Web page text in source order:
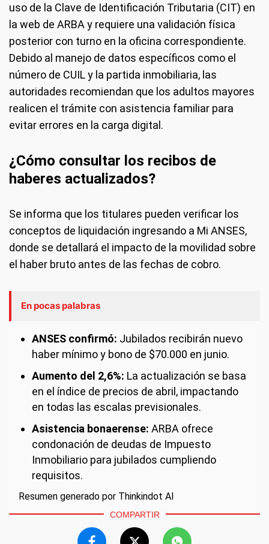
uso de la Clave de Identificación Tributaria (CIT) en
la web de ARBA y requiere una validación física
posterior con turno en la oficina correspondiente.
Debido al manejo de datos específicos como el
número de CUIL y la partida inmobiliaria, las
autoridades recomiendan que los adultos mayores
realicen el trámite con asistencia familiar para
evitar errores en la carga digital.
¿Cómo consultar los recibos de
haberes actualizados?
Se informa que los titulares pueden verificar los
conceptos de liquidación ingresando a Mi ANSES,
donde se detallará el impacto de la movilidad sobre
el haber bruto antes de las fechas de cobro.
En pocas palabras
ANSES confirmó: Jubilados recibirán nuevo
haber mínimo y bono de $70.000 en junio.
Aumento del 2,6%: La actualización se basa
en el índice de precios de abril, impactando
en todas las escalas previsionales.
Asistencia bonaerense: ARBA ofrece
condonación de deudas de Impuesto
Inmobiliario para jubilados cumpliendo
requisitos.
Resumen generado por Thinkindot AI
COMPARTIR